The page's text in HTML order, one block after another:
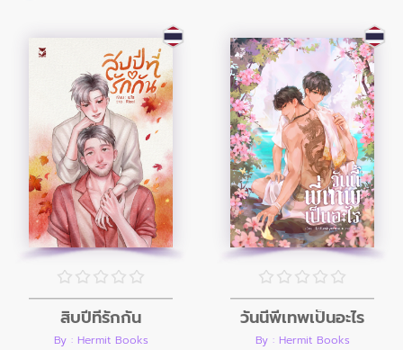
สิบปีที่รักกัน
By : Hermit Books
วันนี้พี่เทพเป็นอะไร
By : Hermit Books